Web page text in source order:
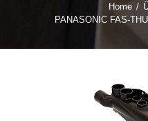
Home
PANASONIC FAS-